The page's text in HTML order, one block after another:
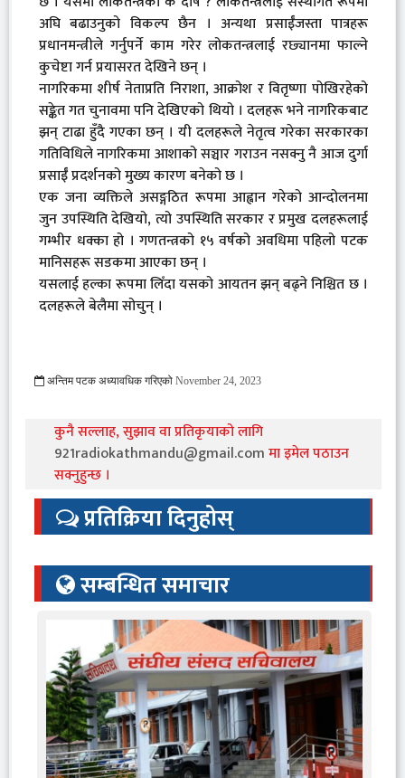
अघि बढाउनुको विकल्प छैन । अन्यथा प्रसाईँजस्ता पात्रहरू
प्रधानमन्त्रीले गर्नुपर्ने काम गरेर लोकतन्त्रलाई रछ्यानमा फाल्ने
कुचेष्टा गर्न प्रयासरत देखिने छन् ।
नागरिकमा शीर्ष नेताप्रति निराशा, आक्रोश र वितृष्णा पोखिरहेको
सङ्केत गत चुनावमा पनि देखिएको थियो । दलहरू भने नागरिकबाट
झन् टाढा हुँदै गएका छन् । यी दलहरूले नेतृत्व गरेका सरकारका
गतिविधिले नागरिकमा आशाको सञ्चार गराउन नसक्नु नै आज दुर्गा
प्रसाईँ प्रदर्शनको मुख्य कारण बनेको छ ।
एक जना व्यक्तिले असङ्गठित रूपमा आह्वान गरेको आन्दोलनमा
जुन उपस्थिति देखियो, त्यो उपस्थिति सरकार र प्रमुख दलहरूलाई
गम्भीर धक्का हो । गणतन्त्रको १५ वर्षको अवधिमा पहिलो पटक
मानिसहरू सडकमा आएका छन् ।
यसलाई हल्का रूपमा लिँदा यसको आयतन झन् बढ्ने निश्चित छ ।
दलहरूले बेलैमा सोचुन् ।
अन्तिम पटक अध्यावधिक गरिएको November 24, 2023
कुनै सल्लाह, सुझाव वा प्रतिकृयाको लागि
921radiokathmandu@gmail.comमा इमेल पठाउन
सक्नुहुन्छ ।
प्रतिक्रिया दिनुहोस्
सम्बन्धित समाचार